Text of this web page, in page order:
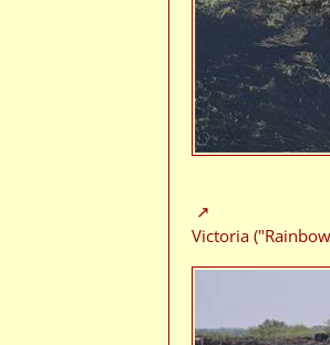
Victoria